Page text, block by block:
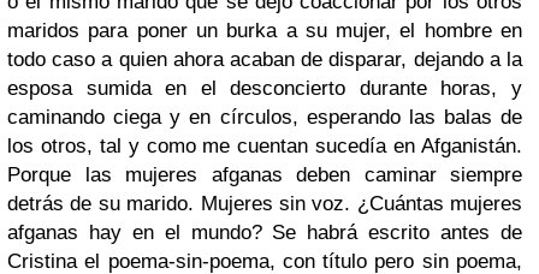
maridos para poner un burka a su mujer, el hombre en
todo caso a quien ahora acaban de disparar, dejando a la
esposa sumida en el desconcierto durante horas, y
caminando ciega y en círculos, esperando las balas de
los otros, tal y como me cuentan sucedía en Afganistán.
Porque las mujeres afganas deben caminar siempre
detrás de su marido. Mujeres sin voz. ¿Cuántas mujeres
afganas hay en el mundo? Se habrá escrito antes de
Cristina el poema-sin-poema, con título pero sin poema,